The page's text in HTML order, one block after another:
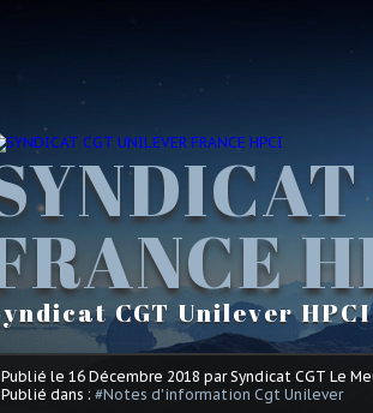
CGT Unilever
Publié le 16 Décembre 2018 par Syndicat CGT Le
Publié dans : #Notes d'information Cgt Unilever